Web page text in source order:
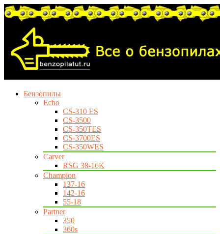
Бензопилы
Echo
CS-310 ES
CS-3500
CS-350TES
CS-3700ES
CS-350WES
Carver
RSG 38-16K
Champion
137-16
142-16
55-18
Partner
350
360s